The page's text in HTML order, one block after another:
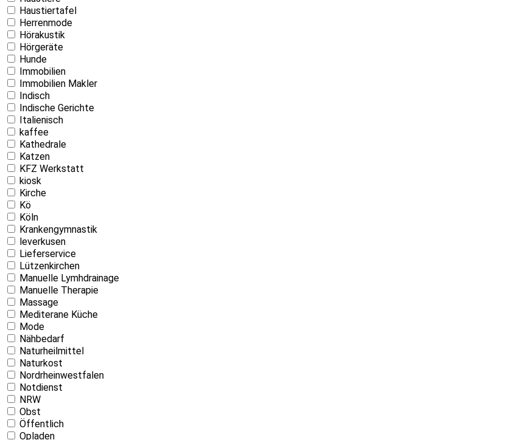
Haustiertafel
Herrenmode
Hörakustik
Hörgeräte
Hunde
Immobilien
Immobilien Makler
Indisch
Indische Gerichte
Italienisch
kaffee
Kathedrale
Katzen
KFZ Werkstatt
kiosk
Kirche
Kö
Köln
Krankengymnastik
leverkusen
Lieferservice
Lützenkirchen
Manuelle Lymhdrainage
Manuelle Therapie
Massage
Mediterane Küche
Mode
Nähbedarf
Naturheilmittel
Naturkost
Nordrheinwestfalen
Notdienst
NRW
Obst
Öffentlich
Opladen